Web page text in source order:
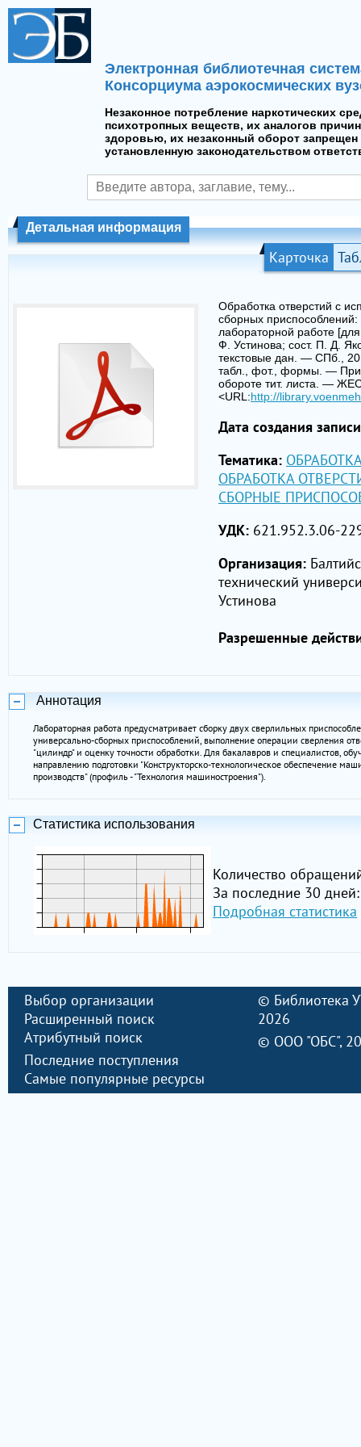
Электронная библиотечная
Консорциума аэрокосмических
Незаконное потребление наркотических
психотропных веществ, их аналогов
здоровью, их незаконный оборот запрещен
установленную законодательством
Детальная информация
Карточка
Обработка отверстий с
сборных приспособлений:
лабораторной работе
Ф. Устинова; сост. П. Д.
текстовые дан. — СПб.,
табл., фот., формы. —
обороте тит. листа. —
<URL:http://
Дата создания
Тематика:
ОБРАБОТКА
СБОРНЫЕ
УДК: 621.952.3.06-
Организация:
технический
Устинова
Разрешенные
Аннотация
Лабораторная работа предусматривает сборку двух сверлильных
универсально-сборных приспособлений, выполнение операции сверления
"цилиндр" и оценку точности обработки. Для бакалавров и специалистов,
направлению подготовки "Конструкторско-технологическое обеспечение
производств" (профиль - "Технология машиностроения").
Статистика использования
Количество
За последние 30
Подробная статистика
Выбор организации
Расширенный поиск
Атрибутный поиск
Последние поступления
Самые популярные ресурсы
© Библиотека
2026
© ООО "ОБС",